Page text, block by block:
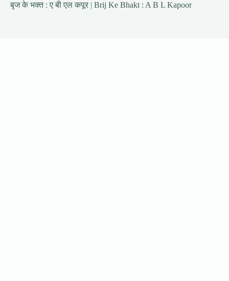
बृज के भक्त : ए बी एल कपूर | Brij Ke Bhakt : A B L Kapoor